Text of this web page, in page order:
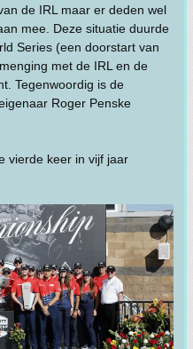
de IRL maar er deden wel
mee. Deze situatie duurde
Series (een doorstart van
met de IRL en de
Tegenwoordig is de
Roger Penske
vierde keer in vijf jaar